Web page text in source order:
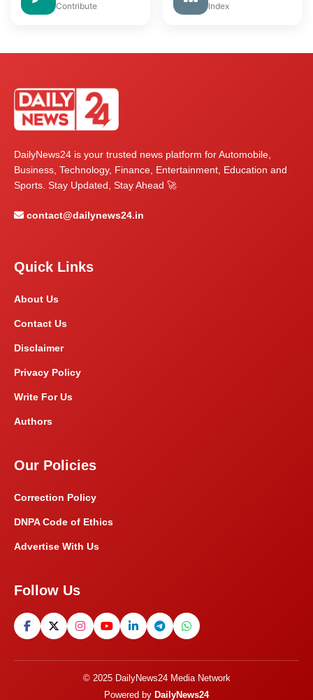
Contribute Index
DailyNews24 is your trusted news platform for Automobile,
Business, Technology, Finance, Entertainment, Education and
Sports. Stay Updated, Stay Ahead 🚀
contact@dailynews24.in
Quick Links
About Us
Contact Us
Disclaimer
Privacy Policy
Write For Us
Authors
Our Policies
Correction Policy
DNPA Code of Ethics
Advertise With Us
Follow Us
© 2025 DailyNews24 Media Network
Powered by DailyNews24